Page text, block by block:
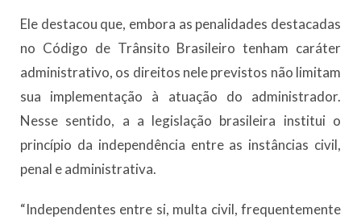
Ele destacou que, embora as penalidades destacadas
no Código de Trânsito Brasileiro tenham caráter
administrativo, os direitos nele previstos não limitam
sua implementação à atuação do administrador.
Nesse sentido, a a legislação brasileira institui o
princípio da independência entre as instâncias civil,
penal e administrativa.
“Independentes entre si, multa civil, frequentemente